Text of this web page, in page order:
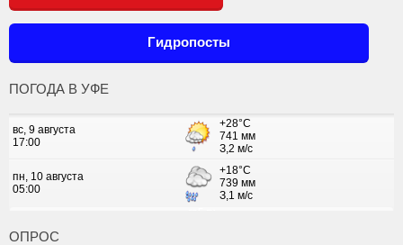
Гидропосты
ПОГОДА В УФЕ
ОПРОС